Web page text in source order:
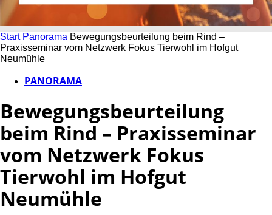
Start Panorama Bewegungsbeurteilung beim Rind –
Praxisseminar vom Netzwerk Fokus Tierwohl im Hofgut
Neumühle
PANORAMA
Bewegungsbeurteilung
beim Rind – Praxisseminar
vom Netzwerk Fokus
Tierwohl im Hofgut
Neumühle